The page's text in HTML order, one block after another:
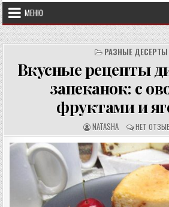
МЕНЮ
РАЗНЫЕ ДЕСЕРТЫ
Вкусные рецепты
запеканок: с
фруктами и
А
В
Т
О
Р
Р
Е
Ц
Е
П
Т
NATASHA О
Т
З
Ы
В
Ы
:
НЕТ